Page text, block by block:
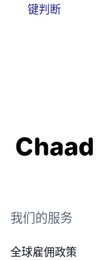
键判断
我们的服务
全球雇佣政策